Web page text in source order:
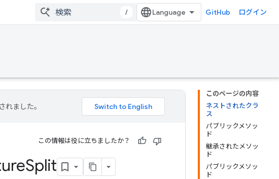
/ GitHub ログイン
このページの内容
ネストされたクラ
ス
パブリックメソッ
ド
継承されたメソッ
ド
パブリックメソッ
ド
れました。
この情報は役に立ちましたか？
Split